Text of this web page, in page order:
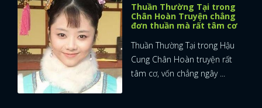
Thuần Thường Tại trong
Chân Hoàn Truyện chẳng
đơn thuần mà rất tâm cơ
Thuần Thường Tại trong Hậu
Cung Chân Hoàn truyện rất
tâm cơ, vốn chẳng ngây ...